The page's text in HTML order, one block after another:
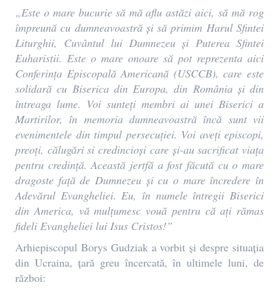
„Este o mare bucurie să mă aflu astăzi aici, să mă rog
împreună cu dumneavoastră și să primim Harul Sfintei
Liturghii, Cuvântul lui Dumnezeu și Puterea Sfintei
Euharistii. Este o mare onoare să pot reprezenta aici
Conferința Episcopală Americană (USCCB), care este
solidară cu Biserica din Europa, din România și din
întreaga lume. Voi sunteți membri ai unei Biserici a
Martirilor, în memoria dumneavoastră încă sunt vii
evenimentele din timpul persecuției. Voi aveți episcopi,
preoți, călugări si credincioși care și-au sacrificat viața
pentru credință. Această jertfă a fost făcută cu o mare
dragoste față de Dumnezeu și cu o mare încredere în
Adevărul Evangheliei. Eu, în numele întregii Biserici
din America, vă mulțumesc vouă pentru că ați rămas
fideli Evangheliei lui Isus Cristos!”
Arhiepiscopul Borys Gudziak a vorbit și despre situația
din Ucraina, țară greu încercată, în ultimele luni, de
război: